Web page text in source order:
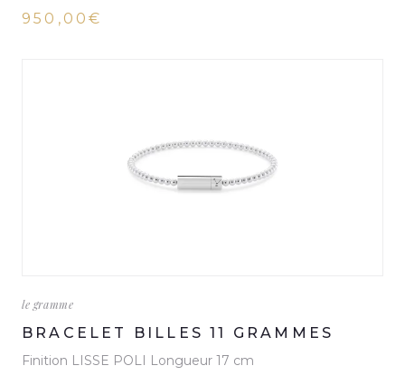
950,00€
le gramme
BRACELET BILLES 11 GRAMMES
Finition LISSE POLI Longueur 17 cm